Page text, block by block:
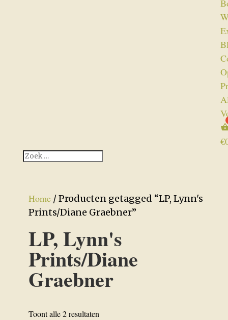
€
Home/ Producten getagged “LP, Lynn's
Prints/Diane Graebner”
LP, Lynn's
Prints/Diane
Graebner
Toont alle 2 resultatenGesorteerd